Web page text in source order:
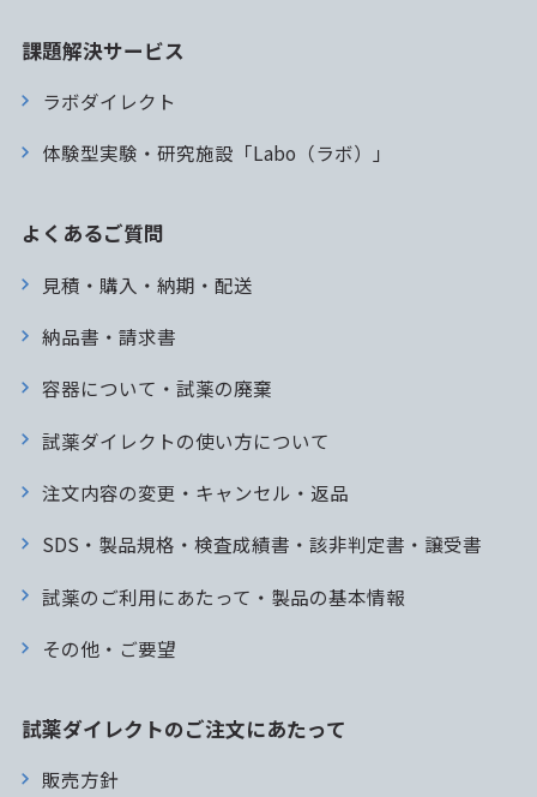
課題解決サービス
ラボダイレクト
体験型実験・研究施設「Labo（ラボ）」
よくあるご質問
見積・購入・納期・配送
納品書・請求書
容器について・試薬の廃棄
試薬ダイレクトの使い方について
注文内容の変更・キャンセル・返品
SDS・製品規格・検査成績書・該非判定書・譲受書
試薬のご利用にあたって・製品の基本情報
その他・ご要望
試薬ダイレクトのご注文にあたって
販売方針